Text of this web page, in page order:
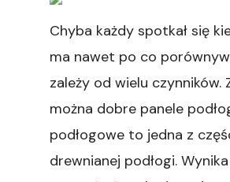
Chyba każdy spotkał się
ma nawet po co
zależy od wielu
można dobre panele
podłogowe to jedna z
drewnianej podłogi.